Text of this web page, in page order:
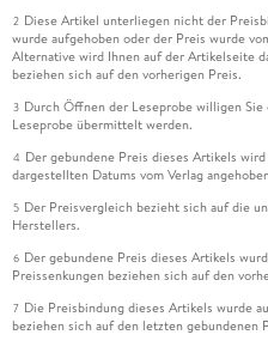
2 Diese Artikel unterliegen nicht der
wurde aufgehoben oder der Preis wurde
Alternative wird Ihnen auf der Artikelseite
beziehen sich auf den vorherigen Preis.
3 Durch Öffnen der Leseprobe willigen
Leseprobe übermittelt werden.
4 Der gebundene Preis dieses Artikels
dargestellten Datums vom Verlag
5 Der Preisvergleich bezieht sich auf die
Herstellers.
6 Der gebundene Preis dieses Artikels
Preissenkungen beziehen sich auf den
7 Die Preisbindung dieses Artikels wurde
beziehen sich auf den letzten gebundenen